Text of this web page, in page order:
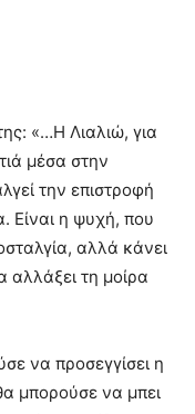
«…Η Λιαλιώ, για
μέσα στην
την επιστροφή
Είναι η ψυχή, που
αλλά κάνει
τη μοίρα
να προσεγγίσει η
μπορούσε να μπει